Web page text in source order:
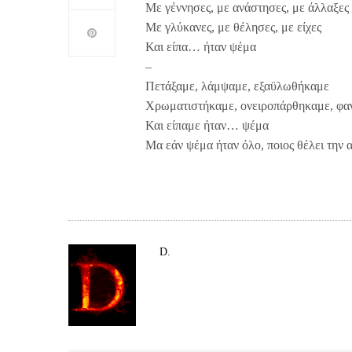
Με γέννησες, με ανάστησες, με άλλαξες
Με γλύκανες, με θέλησες, με είχες
Και είπα… ήταν ψέμα
–
Πετάξαμε, λάμψαμε, εξαϋλωθήκαμε
Χρωματιστήκαμε, ονειροπάρθηκαμε,
Και είπαμε ήταν… ψέμα
Μα εάν ψέμα ήταν όλο, ποιος θέλει την
D.